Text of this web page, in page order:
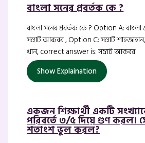
বাংলা সনের প্রবর্তক কে ?
বাংলা সনের প্রবর্তক কে ? Option A:
সম্রাট আকবর , Option C: সম্রাট
খান, correct answer is: সম্রাট আকবর
Show Explaination
একজন শিক্ষার্থী একটি
পরিবর্তে ৩/৫ দিয়ে গুণ করল।
শতাংশ ভুল করল?